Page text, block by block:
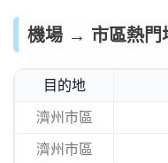
機場 → 市區熱門
目的地
濟州市區
濟州市區